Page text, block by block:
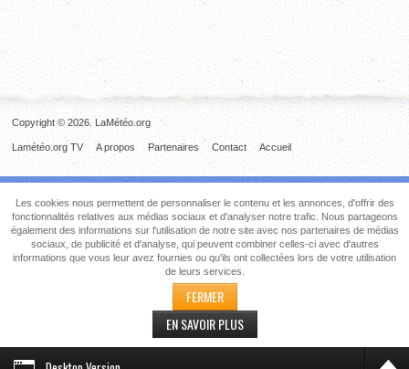
Copyright © 2026. LaMétéo.org
Accueil
Contact
Partenaires
A propos
Lamétéo.org TV
Les cookies nous permettent de personnaliser le contenu et les annonces, d'offrir des
fonctionnalités relatives aux médias sociaux et d'analyser notre trafic. Nous partageons
également des informations sur l'utilisation de notre site avec nos partenaires de médias
sociaux, de publicité et d'analyse, qui peuvent combiner celles-ci avec d'autres
informations que vous leur avez fournies ou qu'ils ont collectées lors de votre utilisation
de leurs services.
FERMER
EN SAVOIR PLUS